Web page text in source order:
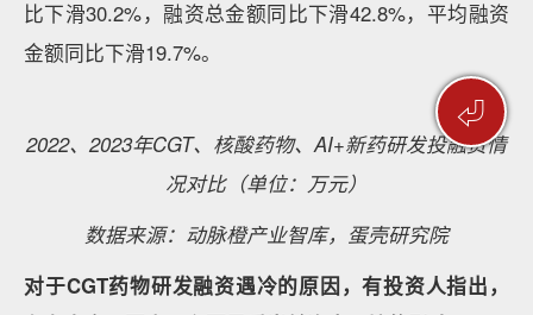
⏎
球药企入局核药赛道的热情。海外制药巨头不断加码，
国内诸多药企也争先涌入，核药热度持续走高。据动脉
橙产业智库不完全统计，2023年核药领域共发生融资
事件10起，融资总额为15.8亿元，融资事件和融资总额
相比2022年同比上涨42.9%和79.8%。